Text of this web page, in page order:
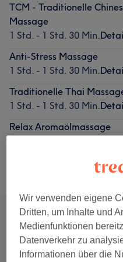
TCM - Traditionelle
Massage
1 Std. - 1 Std. 30 Min.
Anti-Stress Massage
1 Std. - 1 Std. 30 Min.
Traditionelle Thai
1 Std. - 1 Std. 30 Min.
Relax Aromaölmassage
Alle
Wir verwenden eigene
Dritten, um Inhalte und
Medienfunktionen
Datenverkehr zu
Informationen über die